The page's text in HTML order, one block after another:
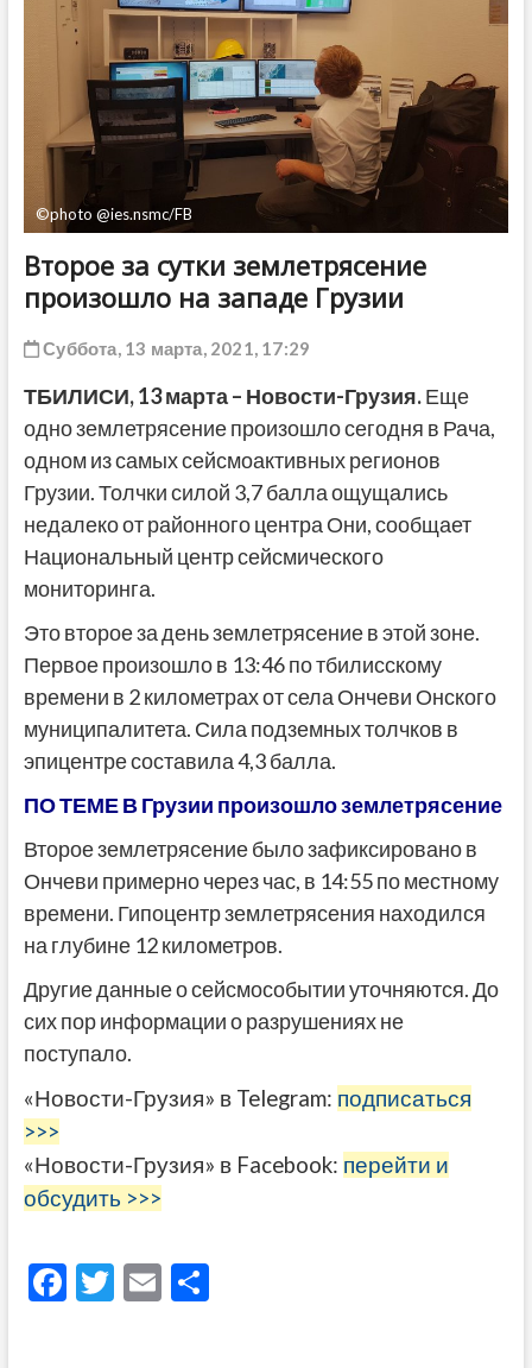
©photo @ies.nsmc/FB
Второе за сутки землетрясение
произошло на западе Грузии
Суббота, 13 марта, 2021, 17:29
ТБИЛИСИ, 13 марта – Новости-Грузия.Еще
одно землетрясение произошло сегодня в Рача,
одном из самых сейсмоактивных регионов
Грузии. Толчки силой 3,7 балла ощущались
недалеко от районного центра Они, сообщает
Национальный центр сейсмического
мониторинга.
Это второе за день землетрясение в этой зоне.
Первое произошло в 13:46 по тбилисскому
времени в 2 километрах от села Ончеви Онского
муниципалитета. Сила подземных толчков в
эпицентре составила 4,3 балла.
ПО ТЕМЕ В Грузии произошло землетрясение
Второе землетрясение было зафиксировано в
Ончеви примерно через час, в 14:55 по местному
времени. Гипоцентр землетрясения находился
на глубине 12 километров.
Другие данные о сейсмособытии уточняются. До
сих пор информации о разрушениях не
поступало.
«Новости-Грузия» в Telegram: подписаться
>>>
«Новости-Грузия» в Facebook: перейти и
обсудить >>>
F T E О